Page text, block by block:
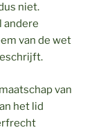
niet.
andere
van de wet
van
het lid